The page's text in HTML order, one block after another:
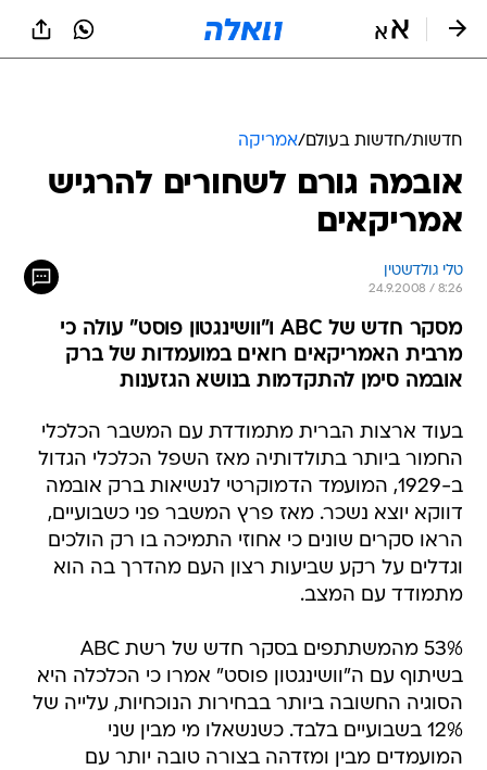
חדשות/חדשות בעולם/אמריקה
אובמה גורם לשחורים להרגיש
אמריקאים
טלי גולדשטין
24.9.2008 / 8:26
מסקר חדש של ABC ו"וושינגטון פוסט" עולה כי
מרבית האמריקאים רואים במועמדות של ברק
אובמה סימן להתקדמות בנושא הגזענות
בעוד ארצות הברית מתמודדת עם המשבר הכלכלי
החמור ביותר בתולדותיה מאז השפל הכלכלי הגדול
ב-1929, המועמד הדמוקרטי לנשיאות ברק אובמה
דווקא יוצא נשכר. מאז פרץ המשבר פני כשבועיים,
הראו סקרים שונים כי אחוזי התמיכה בו רק הולכים
וגדלים על רקע שביעות רצון העם מהדרך בה הוא
מתמודד עם המצב.
53% מהמשתתפים בסקר חדש של רשת ABC
בשיתוף עם ה"וושינגטון פוסט" אמרו כי הכלכלה היא
הסוגיה החשובה ביותר בבחירות הנוכחיות, עלייה של
12% בשבועיים בלבד. כשנשאלו מי מבין שני
המועמדים מבין ומזדהה בצורה טובה יותר עם